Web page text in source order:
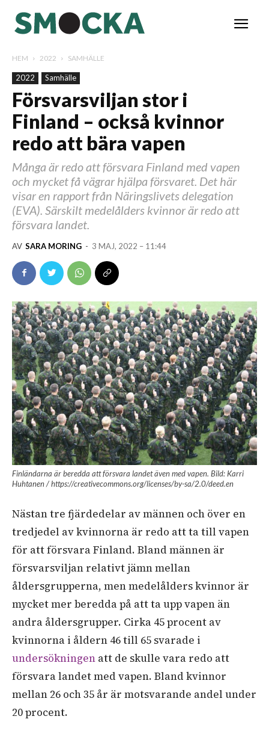
HEM 2022 SAMHÄLLE
2022 Samhälle
Försvarsviljan stor i
Finland – också kvinnor
redo att bära vapen
Många är redo att försvara Finland med vapen
och mycket få vägrar hjälpa försvaret. Det här
visar en rapport från Näringslivets delegation
(EVA). Särskilt medelålders kvinnor är redo att
försvara landet.
AV SARA MORING - 3 MAJ, 2022 – 11:44
Finländarna är beredda att försvara landet även med vapen. Bild: Karri
Huhtanen / https://creativecommons.org/licenses/by-sa/2.0/deed.en
Nästan tre fjärdedelar av männen och över en
tredjedel av kvinnorna är redo att ta till vapen
för att försvara Finland. Bland männen är
försvarsviljan relativt jämn mellan
åldersgrupperna, men medelålders kvinnor är
mycket mer beredda på att ta upp vapen än
andra åldersgrupper. Cirka 45 procent av
kvinnorna i åldern 46 till 65 svarade i
undersökningen att de skulle vara redo att
försvara landet med vapen. Bland kvinnor
mellan 26 och 35 år är motsvarande andel under
20 procent.